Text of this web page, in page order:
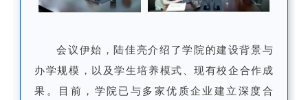
会议伊始，陆佳亮介绍了学院的建设背景与
办学规模，以及学生培养模式、现有校企合作成
果。目前，学院已与多家优质企业建立深度合